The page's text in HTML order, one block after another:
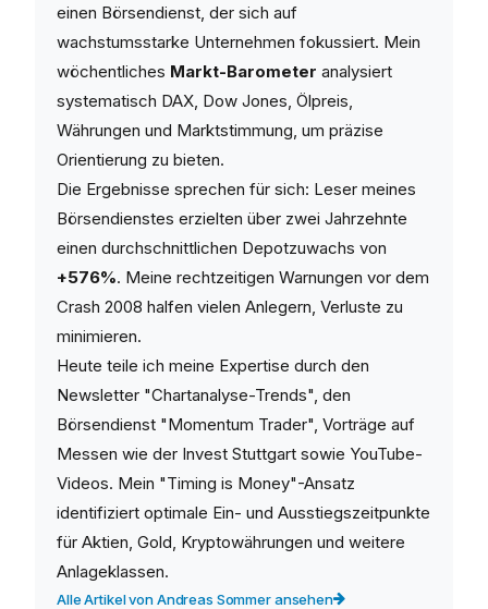
einen Börsendienst, der sich auf
wachstumsstarke Unternehmen fokussiert. Mein
wöchentliches Markt-Barometer analysiert
systematisch DAX, Dow Jones, Ölpreis,
Währungen und Marktstimmung, um präzise
Orientierung zu bieten.
Die Ergebnisse sprechen für sich: Leser meines
Börsendienstes erzielten über zwei Jahrzehnte
einen durchschnittlichen Depotzuwachs von
+576%. Meine rechtzeitigen Warnungen vor dem
Crash 2008 halfen vielen Anlegern, Verluste zu
minimieren.
Heute teile ich meine Expertise durch den
Newsletter "Chartanalyse-Trends", den
Börsendienst "Momentum Trader", Vorträge auf
Messen wie der Invest Stuttgart sowie YouTube-
Videos. Mein "Timing is Money"-Ansatz
identifiziert optimale Ein- und Ausstiegszeitpunkte
für Aktien, Gold, Kryptowährungen und weitere
Anlageklassen.
Alle Artikel von Andreas Sommer ansehen